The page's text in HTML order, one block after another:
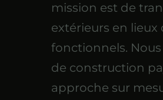
mission est de
extérieurs en lieux
fonctionnels.
de construction
approche sur